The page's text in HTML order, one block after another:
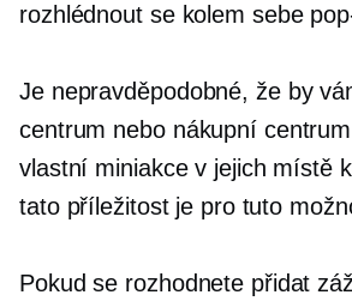
rozhlédnout se kolem sebe
Je nepravděpodobné, že by
centrum nebo nákupní
vlastní miniakcev jejich místě
tato příležitost je pro tuto
Pokud se rozhodnete přidat